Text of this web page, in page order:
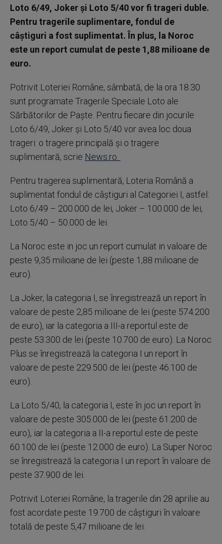
Loto 6/49, Joker şi Loto 5/40 vor fi trageri duble.
Pentru tragerile suplimentare, fondul de
câştiguri a fost suplimentat. În plus, la Noroc
este un report cumulat de peste 1,88 milioane de
euro.
Potrivit Loteriei Române, sâmbată, de la ora 18.30
sunt programate Tragerile Speciale Loto ale
Sărbătorilor de Paşte. Pentru fiecare din jocurile
Loto 6/49, Joker şi Loto 5/40 vor avea loc doua
trageri: o tragere principală şi o tragere
suplimentară, scrie News.ro.
Pentru tragerea suplimentară, Loteria Română a
suplimentat fondul de câştiguri al Categoriei I, astfel:
Loto 6/49 – 200.000 de lei, Joker – 100.000 de lei,
Loto 5/40 – 50.000 de lei.
La Noroc este in joc un report cumulat in valoare de
peste 9,35 milioane de lei (peste 1,88 milioane de
euro).
La Joker, la categoria I, se înregistrează un report în
valoare de peste 2,85 milioane de lei (peste 574.200
de euro), iar la categoria a III-a reportul este de
peste 53.300 de lei (peste 10.700 de euro). La Noroc
Plus se înregistrează la categoria I un report în
valoare de peste 229.500 de lei (peste 46.100 de
euro).
La Loto 5/40, la categoria I, este în joc un report în
valoare de peste 305.000 de lei (peste 61.200 de
euro), iar la categoria a II-a reportul este de peste
60.100 de lei (peste 12.000 de euro). La Super Noroc
se înregistrează la categoria I un report în valoare de
peste 37.900 de lei.
Potrivit Loteriei Române, la tragerile din 28 aprilie au
fost acordate peste 19.700 de câştiguri în valoare
totală de peste 5,47 milioane de lei.